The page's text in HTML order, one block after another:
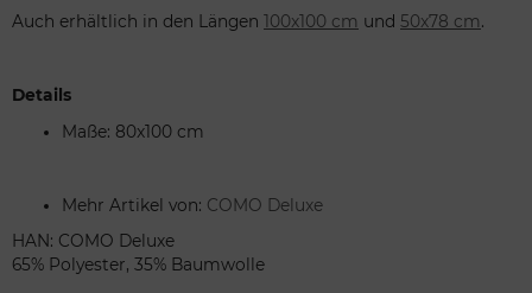
Auch erhältlich in den Längen 100x100 cm und 50x78 cm.
Details
Maße: 80x100 cm
Mehr Artikel von: COMO Deluxe
HAN: COMO Deluxe
65% Polyester, 35% Baumwolle